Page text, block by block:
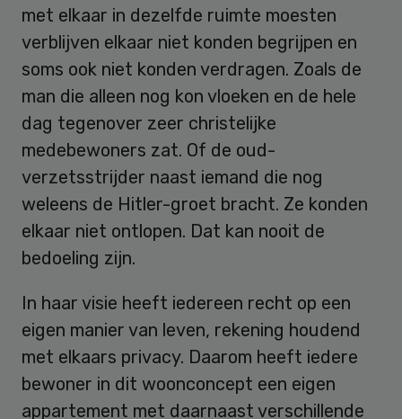
met elkaar in dezelfde ruimte moesten
verblijven elkaar niet konden begrijpen en
soms ook niet konden verdragen. Zoals de
man die alleen nog kon vloeken en de hele
dag tegenover zeer christelijke
medebewoners zat. Of de oud-
verzetsstrijder naast iemand die nog
weleens de Hitler-groet bracht. Ze konden
elkaar niet ontlopen. Dat kan nooit de
bedoeling zijn.
In haar visie heeft iedereen recht op een
eigen manier van leven, rekening houdend
met elkaars privacy. Daarom heeft iedere
bewoner in dit woonconcept een eigen
appartement met daarnaast verschillende